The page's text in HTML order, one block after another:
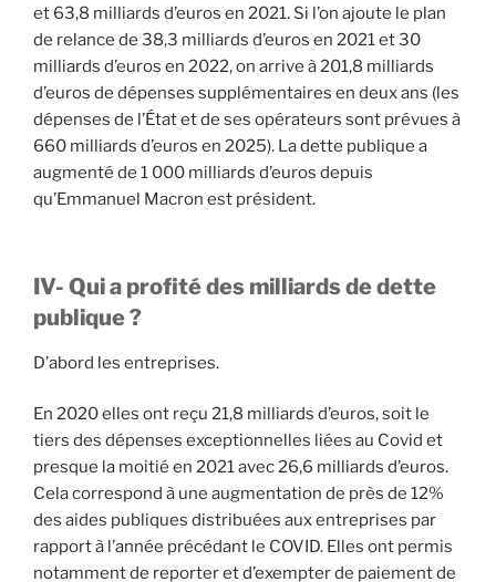
et 63,8 milliards d’euros en 2021. Si l’on ajoute le plan
de relance de 38,3 milliards d’euros en 2021 et 30
milliards d’euros en 2022, on arrive à 201,8 milliards
d’euros de dépenses supplémentaires en deux ans (les
dépenses de l’État et de ses opérateurs sont prévues à
660 milliards d’euros en 2025). La dette publique a
augmenté de 1 000 milliards d’euros depuis
qu’Emmanuel Macron est président.
IV- Qui a profité des milliards de dette
publique ?
D’abord les entreprises.
En 2020 elles ont reçu 21,8 milliards d’euros, soit le
tiers des dépenses exceptionnelles liées au Covid et
presque la moitié en 2021 avec 26,6 milliards d’euros.
Cela correspond à une augmentation de près de 12%
des aides publiques distribuées aux entreprises par
rapport à l’année précédant le COVID. Elles ont permis
notamment de reporter et d’exempter de paiement de